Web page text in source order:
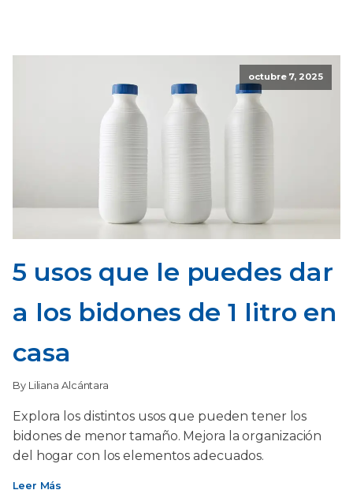
octubre 7, 2025
5 usos que le puedes dar
a los bidones de 1 litro en
casa
By Liliana Alcántara
Explora los distintos usos que pueden tener los
bidones de menor tamaño. Mejora la organización
del hogar con los elementos adecuados.
Leer Más